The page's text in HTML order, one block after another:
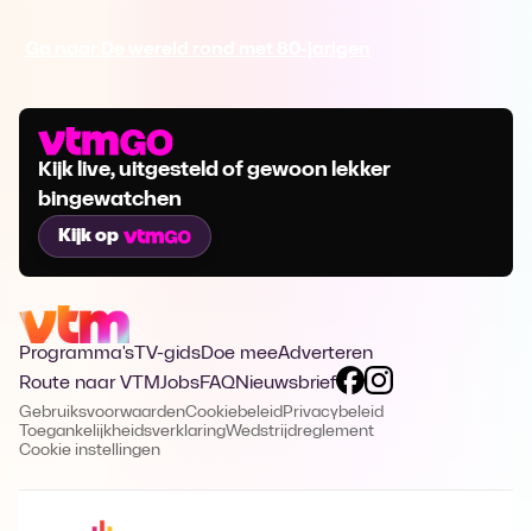
Kijk live, uitgesteld of gewoon lekker
bingewatchen
Kijk op
Programma's TV-gidsDoe meeAdverteren
Route naar VTMJobsFAQNieuwsbrief
GebruiksvoorwaardenCookiebeleid Privacybeleid
ToegankelijkheidsverklaringWedstrijdreglement
Cookie instellingen